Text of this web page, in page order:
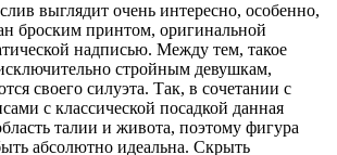
выглядит очень интересно, особенно,
броским принтом, оригинальной
надписью. Между тем, такое
стройным девушкам,
своего силуэта. Так, в сочетании с
с классической посадкой данная
талии и живота, поэтому фигура
абсолютно идеальна. Скрыть